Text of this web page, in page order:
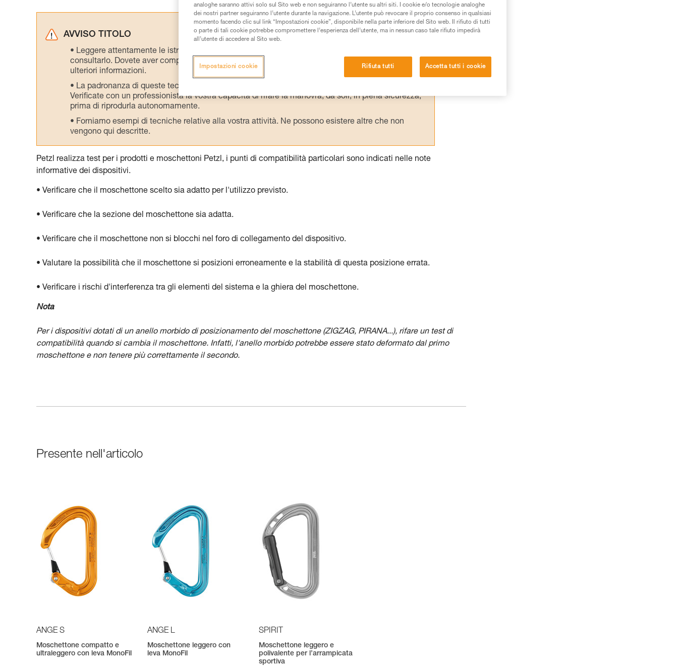
AVVISO TITOLO
Leggere attentamente le istruzioni tecniche dei prodotti utilizzati in questo consiglio prima di
consultarlo. Dovete aver compreso le informazioni dell’istruzione tecnica per poter capire queste
ulteriori informazioni.
La padronanza di queste tecniche richiede una formazione ed un addestramento specifico.
Verificate con un professionista la vostra capacità di rifare la manovra, da soli, in piena sicurezza,
prima di riprodurla autonomamente.
Forniamo esempi di tecniche relative alla vostra attività. Ne possono esistere altre che non
vengono qui descritte.
Petzl realizza test per i prodotti e moschettoni Petzl, i punti di compatibilità particolari sono indicati nelle note
informative dei dispositivi.
• Verificare che il moschettone scelto sia adatto per l'utilizzo previsto.
• Verificare che la sezione del moschettone sia adatta.
• Verificare che il moschettone non si blocchi nel foro di collegamento del dispositivo.
• Valutare la possibilità che il moschettone si posizioni erroneamente e la stabilità di questa posizione errata.
• Verificare i rischi d'interferenza tra gli elementi del sistema e la ghiera del moschettone.
Nota
Per i dispositivi dotati di un anello morbido di posizionamento del moschettone (ZIGZAG, PIRANA...), rifare un test di
compatibilità quando si cambia il moschettone. Infatti, l'anello morbido potrebbe essere stato deformato dal primo
moschettone e non tenere più correttamente il secondo.
Presente nell'articolo
ANGE S
Moschettone compatto e
ultraleggero con leva MonoFil
ANGE L
Moschettone leggero con
leva MonoFil
SPIRIT
Moschettone leggero e
polivalente per l’arrampicata
sportiva
analoghe saranno attivi solo sul Sito web e non seguiranno l’utente su altri siti. I cookie e/o tecnologie analoghe
dei nostri partner seguiranno l’utente durante la navigazione. L’utente può revocare il proprio consenso in qualsiasi
momento facendo clic sul link “Impostazioni cookie”, disponibile nella parte inferiore del Sito web. Il rifiuto di tutti
o parte di tali cookie potrebbe compromettere l’esperienza dell’utente, ma in nessun caso tale rifiuto impedirà
all’utente di accedere al Sito web.
Rifiuta tutti Accetta tutti i cookie
Impostazioni cookie